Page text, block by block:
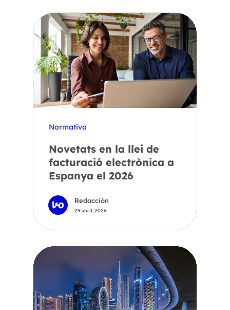
Normativa
Novetats en la llei de
facturació electrònica a
Espanya el 2026
Redacción
29 abril, 2026